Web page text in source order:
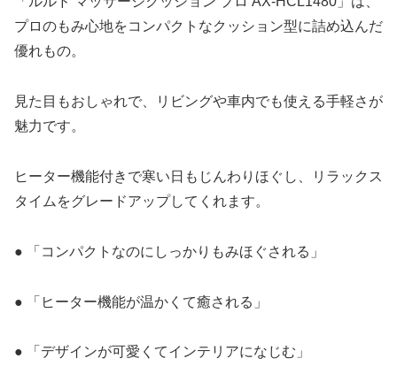
プロのもみ心地をコンパクトなクッション型に詰め込んだ
優れもの。
見た目もおしゃれで、リビングや車内でも使える手軽さが
魅力です。
ヒーター機能付きで寒い日もじんわりほぐし、リラックス
タイムをグレードアップしてくれます。
● 「コンパクトなのにしっかりもみほぐされる」
● 「ヒーター機能が温かくて癒される」
● 「デザインが可愛くてインテリアになじむ」